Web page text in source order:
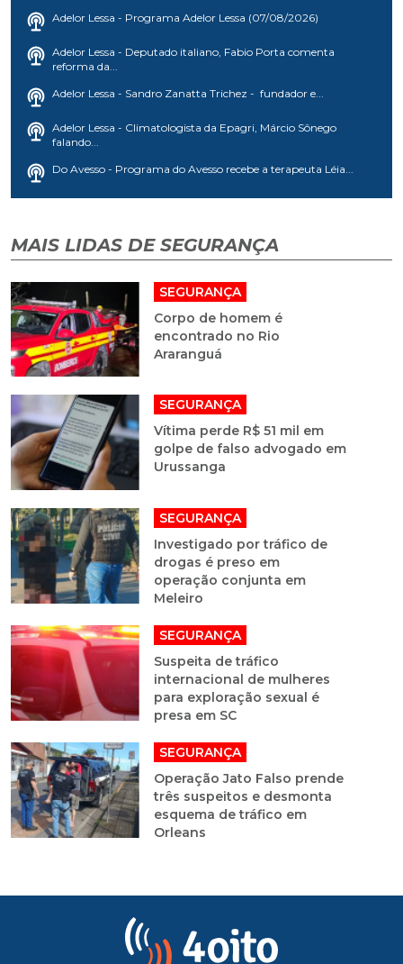
Adelor Lessa - Programa Adelor Lessa (07/08/2026)
Adelor Lessa - Deputado italiano, Fabio Porta comenta
reforma da...
Adelor Lessa - Sandro Zanatta Trichez - fundador e...
Adelor Lessa - Climatologista da Epagri, Márcio Sônego
falando...
Do Avesso - Programa do Avesso recebe a terapeuta Léia...
MAIS LIDAS DE SEGURANÇA
SEGURANÇA
Corpo de homem é
encontrado no Rio
Araranguá
SEGURANÇA
Vítima perde R$ 51 mil em
golpe de falso advogado em
Urussanga
SEGURANÇA
Investigado por tráfico de
drogas é preso em
operação conjunta em
Meleiro
SEGURANÇA
Suspeita de tráfico
internacional de mulheres
para exploração sexual é
presa em SC
SEGURANÇA
Operação Jato Falso prende
três suspeitos e desmonta
esquema de tráfico em
Orleans